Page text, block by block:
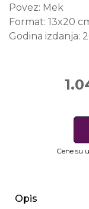
Povez: Mek
Format: 13x20
Godina izdanja:
Cene su
Opis